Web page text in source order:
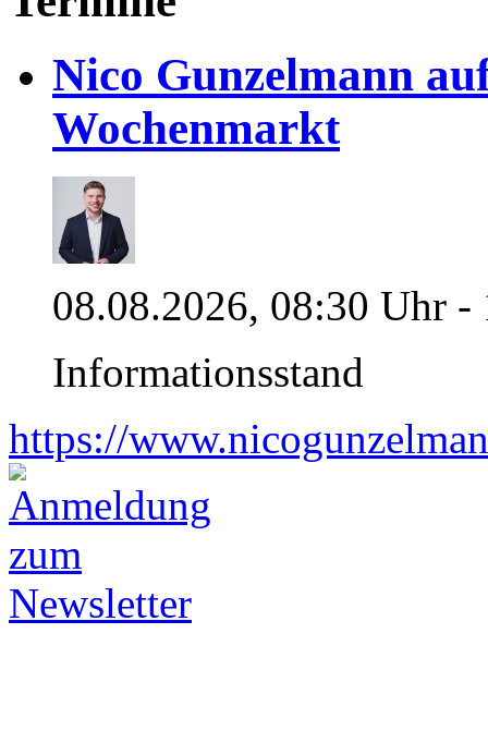
Nico Gunzelmann
Wochenmarkt
08.08.2026, 08:30 Uhr -
Informationsstand
https://